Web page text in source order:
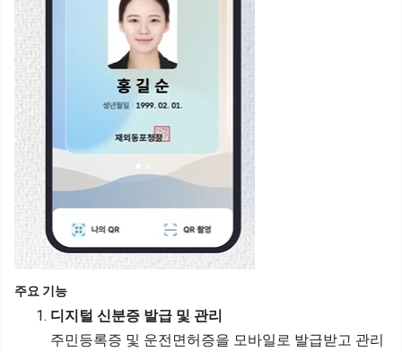
주요 기능
디지털 신분증 발급 및 관리
주민등록증 및 운전면허증을 모바일로 발급받고 관리